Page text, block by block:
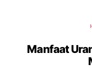
Manfaat